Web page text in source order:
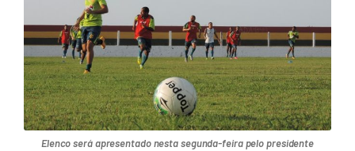
Elenco será apresentado nesta segunda-feira pelo presidente